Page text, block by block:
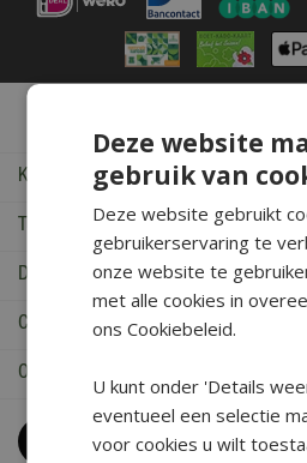
Klantenservice
Tuincentrum De Boet
De Boet klantenkaart
Cadeaukaart saldo check
Openingstijden & Contact
Bel0226 352 197
(maandag t/m zaterdag van 09.00 t/m
Deze website
gebruik van
Deze website gebruikt
gebruikerservaring te
onze website te
met alle cookies in
ons Cookiebeleid.
U kunt onder 'Details
eventueel een selectie
voor cookies u wilt